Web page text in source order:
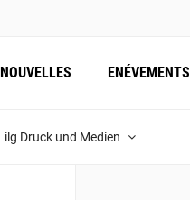
NOUVELLES ENÉVEMENTS
ilg Druck und Medien